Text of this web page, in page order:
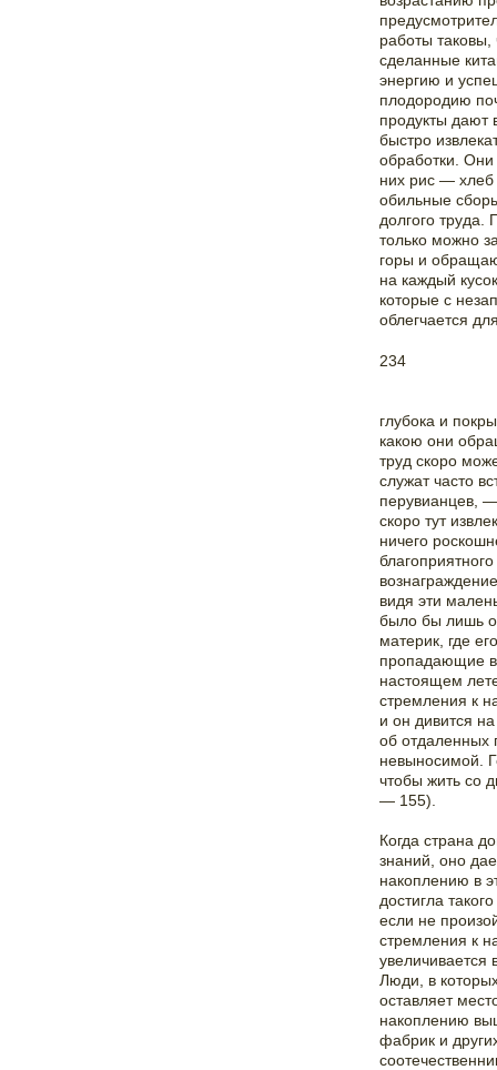
работы таковы,
сделанные
энергию и
плодородию
продукты дают
быстро
обработки.
них рис — хлеб
обильные
долгого труда.
только можно
горы и
на каждый
которые с
облегчается
234
глубока и
какою они
труд скоро
служат часто
перувианцев,
скоро тут
ничего
видя эти
было бы лишь
материк, где
пропадающие в
настоящем
стремления к
и он дивится
об отдаленных
невыносимой.
чтобы жить со
— 155).
Когда страна
знаний, оно
накоплению в
достигла
если не
стремления к
увеличивается
Люди, в
оставляет
накоплению
фабрик и